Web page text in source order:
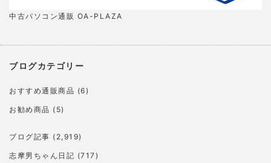
中古パソコン通販 OA-PLAZA
ブログカテゴリー
おすすめ通販商品 (6)
お勧め商品 (5)
ブログ記事 (2,919)
志摩男ちゃん日記 (717)